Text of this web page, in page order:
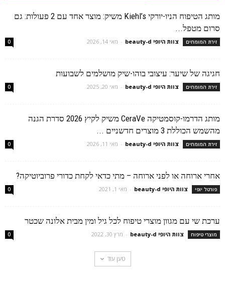
מותג הטיפוח הניו-יורקי Kiehl’s משיק: מוצר אחד עם 2 פעולות: גם
סרום מטפל...
זירת המומחים צוות היופי beauty-d - מאי 14, 2026 0
חגיגה של שיער: עיצובי בוהו-שיק מושלמים לשבועות
זירת המומחים צוות היופי beauty-d - מאי 20, 2025 0
מותג הדרמו-קוסמטיקה CeraVe משיק לקיץ 2026 סדרת הגנה
מהשמש הכוללת 3 מוצרים חדשניים ...
זירת המומחים צוות היופי beauty-d - מאי 11, 2026 0
אחרי ארוחה או לפני ארוחה – מתי כדאי לקחת כדורי פרוביוטיקה?
פורטל יופי צוות היופי beauty-d - מאי 1, 2021 0
ערכת שי עם מגוון מוצרי טיפוח לכל גיל ומין מבית אלונה שכטר
מוצרי טיפוח צוות היופי beauty-d - מרץ 30, 2022 0
טען עוד